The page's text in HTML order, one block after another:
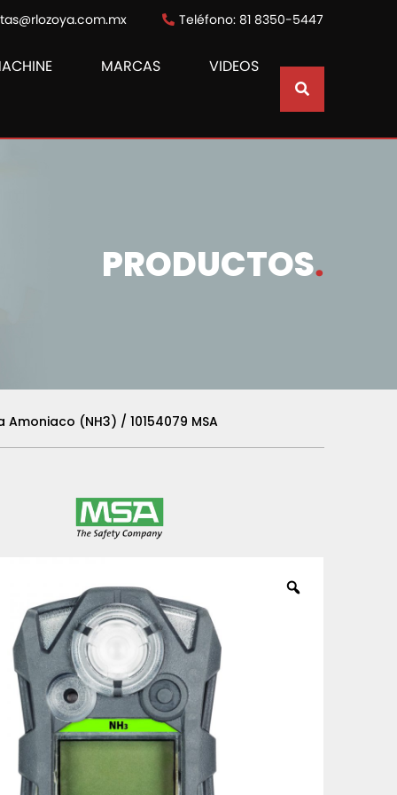
Teléfono: 81 8350-5447
MARCAS VIDEOS
PRODUCTOS.
(NH3) / 10154079 MSA